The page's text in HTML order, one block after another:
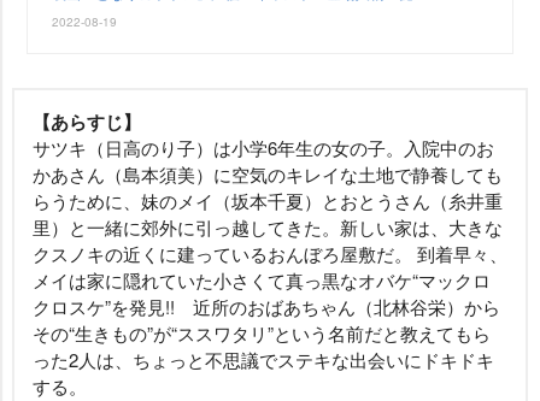
2022-08-19
【あらすじ】
サツキ（日高のり子）は小学6年生の女の子。入院中のお
かあさん（島本須美）に空気のキレイな土地で静養しても
らうために、妹のメイ（坂本千夏）とおとうさん（糸井重
里）と一緒に郊外に引っ越してきた。新しい家は、大きな
クスノキの近くに建っているおんぼろ屋敷だ。 到着早々、
メイは家に隠れていた小さくて真っ黒なオバケ“マックロ
クロスケ”を発見!! 近所のおばあちゃん（北林谷栄）から
その“生きもの”が“ススワタリ”という名前だと教えてもら
った2人は、ちょっと不思議でステキな出会いにドキドキ
する。